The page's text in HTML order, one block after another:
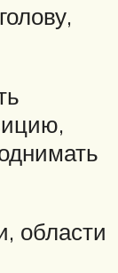
области